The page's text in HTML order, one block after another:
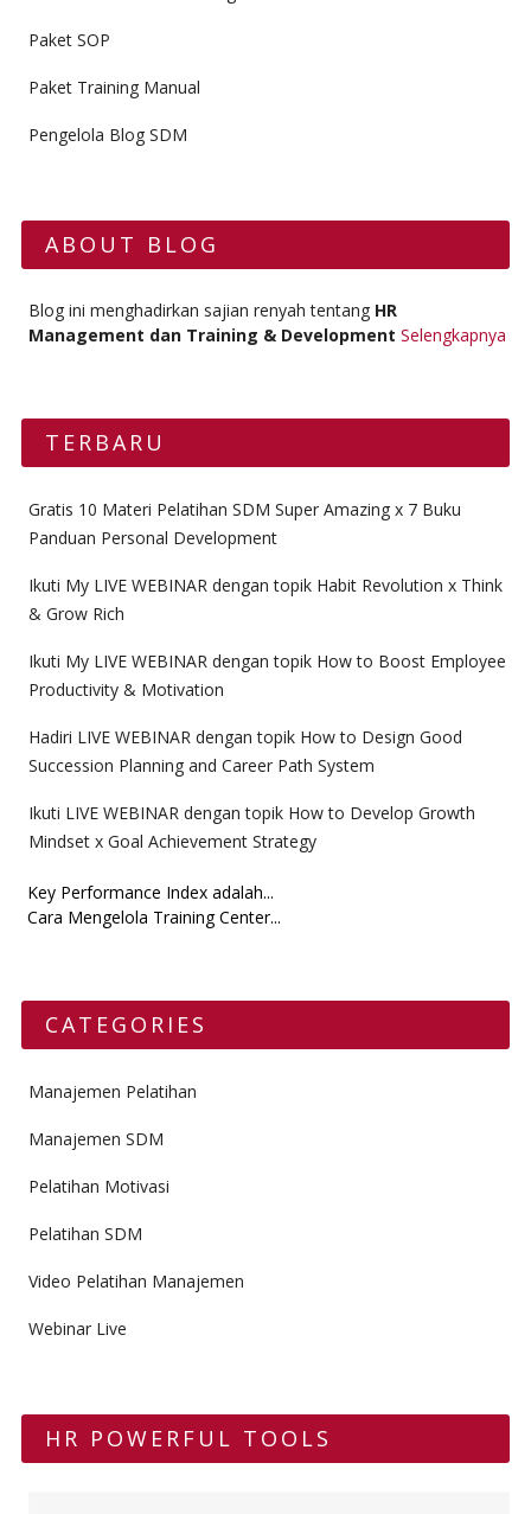
Paket SOP
Paket Training Manual
Pengelola Blog SDM
ABOUT BLOG
Blog ini menghadirkan sajian renyah tentang HR
Management dan Training & Development Selengkapnya
TERBARU
Gratis 10 Materi Pelatihan SDM Super Amazing x 7 Buku
Panduan Personal Development
Ikuti My LIVE WEBINAR dengan topik Habit Revolution x Think
& Grow Rich
Ikuti My LIVE WEBINAR dengan topik How to Boost Employee
Productivity & Motivation
Hadiri LIVE WEBINAR dengan topik How to Design Good
Succession Planning and Career Path System
Ikuti LIVE WEBINAR dengan topik How to Develop Growth
Mindset x Goal Achievement Strategy
Key Performance Index adalah...
Cara Mengelola Training Center...
CATEGORIES
Manajemen Pelatihan
Manajemen SDM
Pelatihan Motivasi
Pelatihan SDM
Video Pelatihan Manajemen
Webinar Live
HR POWERFUL TOOLS